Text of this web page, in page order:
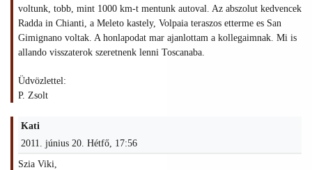
voltunk, tobb, mint 1000 km-t mentunk autoval. Az abszolut kedvencek
Radda in Chianti, a Meleto kastely, Volpaia teraszos etterme es San
Gimignano voltak. A honlapodat mar ajanlottam a kollegaimnak. Mi is
allando visszaterok szeretnenk lenni Toscanaba.
Üdvözlettel:
P. Zsolt
Kati
2011. június 20. Hétfő, 17:56
Szia Viki,